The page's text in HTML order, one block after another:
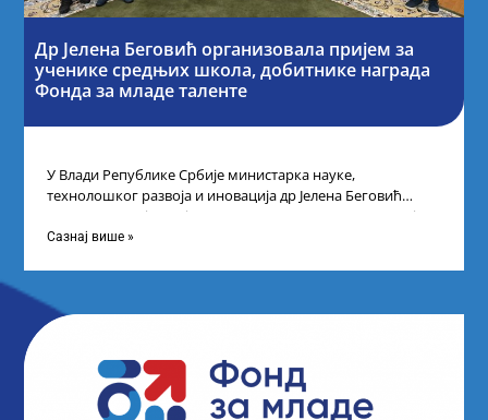
Др Јелена Беговић организовала пријем за
ученике средњих школа, добитнике награда
Фонда за младе таленте
У Влади Републике Србије министарка науке,
технолошког развоја и иновација др Јелена Беговић
организовала је пријем за ученике средњошколце који
Сазнај више »